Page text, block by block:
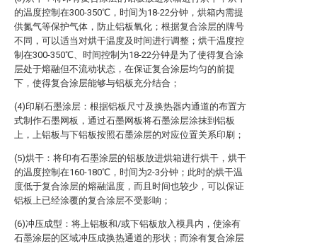
的温度控制在300-350℃，时间为18-22分钟，烘箱内需提
供氮气等保护气体，防止铝板氧化；根据复合涂层的牌号
不同，可以适当对烘干温度及时间进行调整；烘干温度控
制在300-350℃、时间控制为18-22分钟是为了使得复合涂
层处于熔融但不流动状态，在保证复合涂层均匀的前提
下，使得复合涂层能够与铝板充分结合；
(4)印刷石墨涂层：根据铝板尺寸及换热器内通道的布置方
式制作石墨网板，通过石墨网板将石墨涂层涂抹到铝板
上，上铝板与下铝板按照石墨涂层的对应位置关系印刷；
(5)烘干：将印有石墨涂层的铝板放进烘箱进行烘干，烘干
的温度控制在160-180℃，时间为2-3分钟；此时的烘干温
度低于复合涂层的熔融温度，而且时间也较少，可以保证
铝板上已经涂覆的复合涂层不受影响；
(6)冲压成型：将上铝板和/或下铝板放入模具内，使涂有
石墨涂层的区域冲压成换热通道的形状；而涂有复合涂层